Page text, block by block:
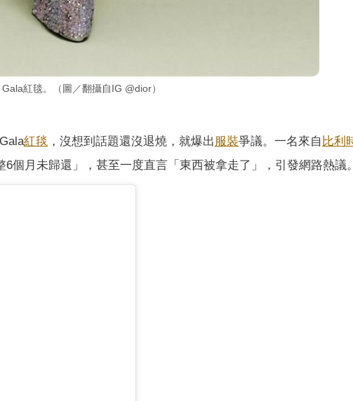
紅毯。（圖／翻攝自IG @dior）
紅毯 ，沒想到話題還沒退燒，就爆出服裝爭議。一名來自 比利
個月未歸還」，甚至一度直言「東西被拿走了」，引發網路熱議。